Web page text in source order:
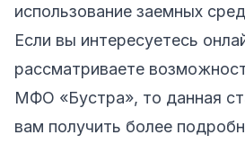
использование заемных
Если вы интересуетесь
рассматриваете
МФО «Бустра», то данная
вам получить более